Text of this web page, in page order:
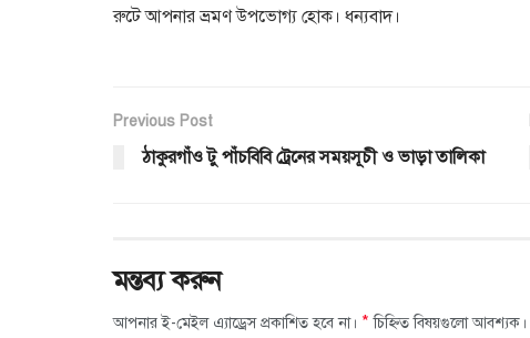
রুটে আপনার ভ্রমণ উপভোগ্য হোক। ধন্যবাদ।
Previous Post
ঠাকুরগাঁও টু পাঁচবিবি ট্রেনের সময়সূচী ও ভাড়া তালিকা
মন্তব্য করুন
আপনার ই-মেইল এ্যাড্রেস প্রকাশিত হবে না। * চিহ্নিত বিষয়গুলো আবশ্যক।